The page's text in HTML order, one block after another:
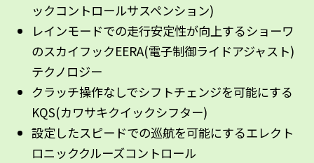
ックコントロールサスペンション)
レインモードでの走行安定性が向上するショーワ
のスカイフックEERA(電子制御ライドアジャスト)
テクノロジー
クラッチ操作なしでシフトチェンジを可能にする
KQS(カワサキクイックシフター)
設定したスピードでの巡航を可能にするエレクト
ロニッククルーズコントロール